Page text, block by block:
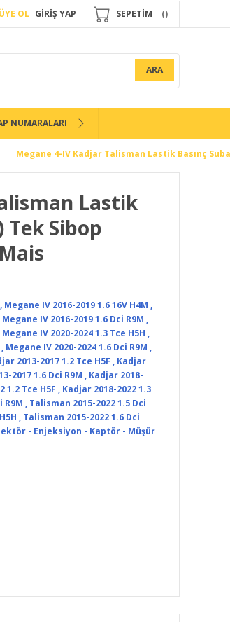
ÜYE OL GİRİŞ YAP SEPETİM
ARA
NUMARALARI
Megane 4-IV Kadjar Talisman Lastik Basınç
Lastik
Tek Sibop
, Megane IV 2016-2019 1.6 16V H4M ,
Megane IV 2016-2019 1.6 Dci R9M ,
Megane IV 2020-2024 1.3 Tce H5H ,
, Megane IV 2020-2024 1.6 Dci R9M ,
2013-2017 1.2 Tce H5F , Kadjar
2017 1.6 Dci R9M , Kadjar 2018-
1.2 Tce H5F , Kadjar 2018-2022 1.3
R9M , Talisman 2015-2022 1.5 Dci
, Talisman 2015-2022 1.6 Dci
- Enjeksiyon - Kaptör - Müşür